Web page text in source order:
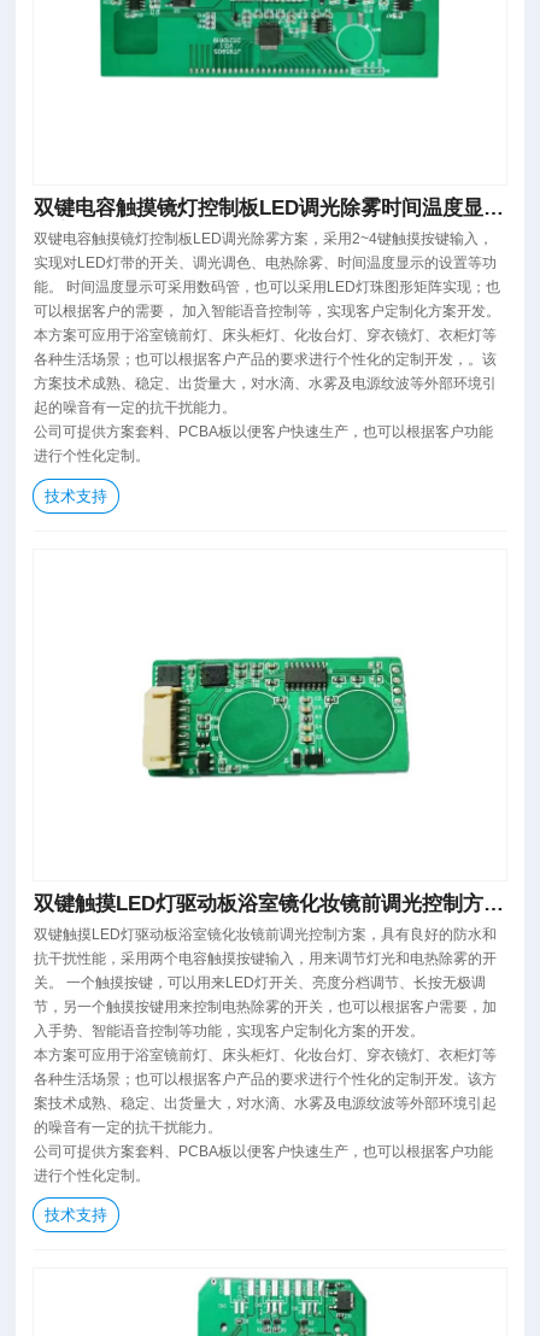
双键电容触摸镜灯控制板LED调光除雾时间温度显示
方案PCBA板
双键电容触摸镜灯控制板LED调光除雾方案，采用2~4键触摸按键输入，
实现对LED灯带的开关、调光调色、电热除雾、时间温度显示的设置等功
能。 时间温度显示可采用数码管，也可以采用LED灯珠图形矩阵实现；也
可以根据客户的需要， 加入智能语音控制等，实现客户定制化方案开发。
本方案可应用于浴室镜前灯、床头柜灯、化妆台灯、穿衣镜灯、衣柜灯等
各种生活场景；也可以根据客户产品的要求进行个性化的定制开发，。该
方案技术成熟、稳定、出货量大，对水滴、水雾及电源纹波等外部环境引
起的噪音有一定的抗干扰能力。
公司可提供方案套料、PCBA板以便客户快速生产，也可以根据客户功能
进行个性化定制。
技术支持
双键触摸LED灯驱动板浴室镜化妆镜前调光控制方案
PCBA
双键触摸LED灯驱动板浴室镜化妆镜前调光控制方案，具有良好的防水和
抗干扰性能，采用两个电容触摸按键输入，用来调节灯光和电热除雾的开
关。 一个触摸按键，可以用来LED灯开关、亮度分档调节、长按无极调
节，另一个触摸按键用来控制电热除雾的开关，也可以根据客户需要，加
入手势、智能语音控制等功能，实现客户定制化方案的开发。
本方案可应用于浴室镜前灯、床头柜灯、化妆台灯、穿衣镜灯、衣柜灯等
各种生活场景；也可以根据客户产品的要求进行个性化的定制开发。该方
案技术成熟、稳定、出货量大，对水滴、水雾及电源纹波等外部环境引起
的噪音有一定的抗干扰能力。
公司可提供方案套料、PCBA板以便客户快速生产，也可以根据客户功能
进行个性化定制。
技术支持